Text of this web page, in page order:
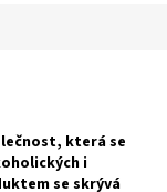
která se
i
se skrývá